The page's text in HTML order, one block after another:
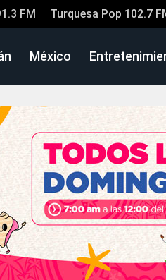
FM Turquesa Pop 102.7
México